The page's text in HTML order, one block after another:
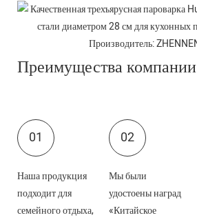
Преимущества компании
01
Наша продукция
подходит для
семейного отдыха,
02
Мы были
удостоены наград
«Китайское